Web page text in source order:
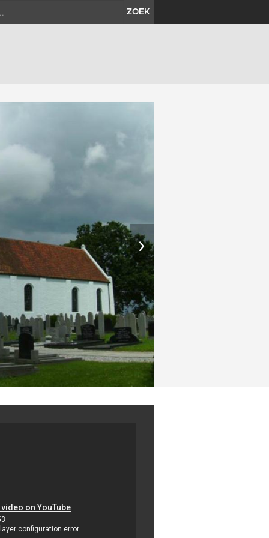
ZOEK
›